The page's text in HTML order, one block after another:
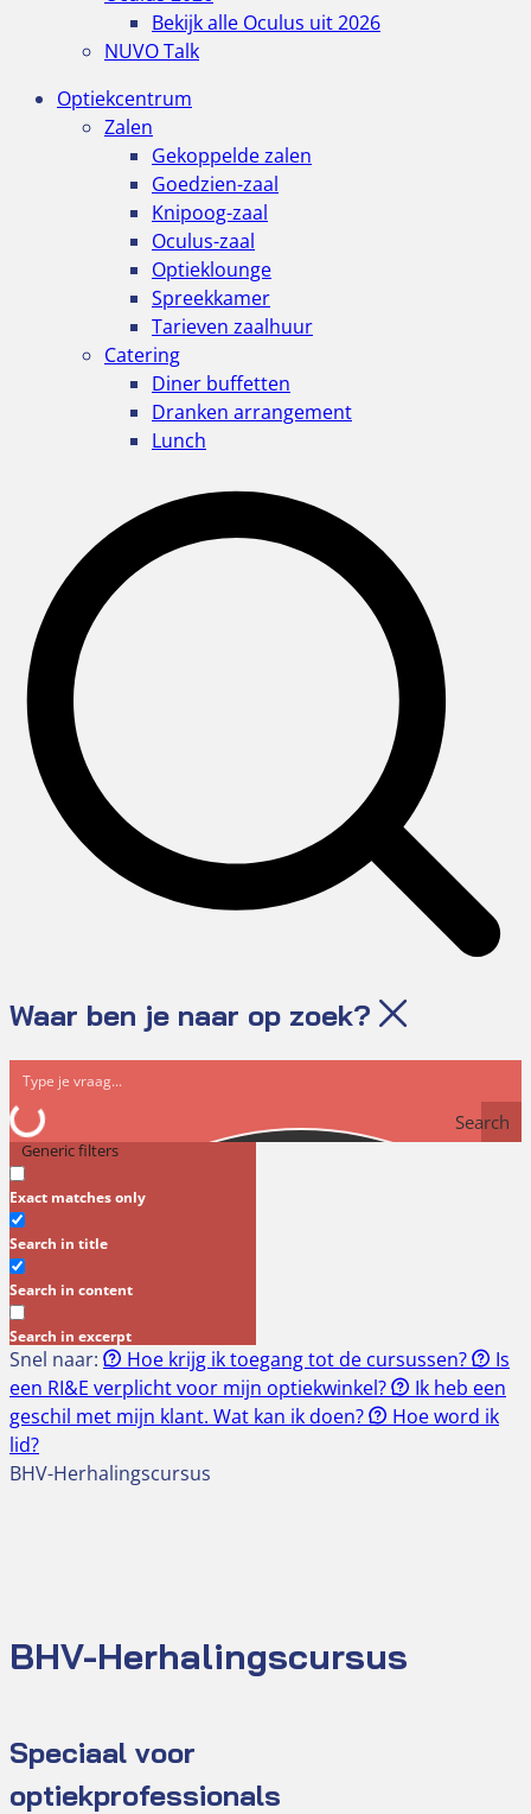
Bekijk alle Oculus uit 2026
NUVO Talk
Optiekcentrum
Zalen
Gekoppelde zalen
Goedzien-zaal
Knipoog-zaal
Oculus-zaal
Optieklounge
Spreekkamer
Tarieven zaalhuur
Catering
Diner buffetten
Dranken arrangement
Lunch
Waar ben je naar op zoek?
Search
Generic filters
Exact matches only
Search in title
Search in content
Search in excerpt
Snel naar: Hoe krijg ik toegang tot de cursussen?
Is
een RI&E verplicht voor mijn optiekwinkel?
Ik heb een
geschil met mijn klant. Wat kan ik doen?
Hoe word ik
lid?
BHV-Herhalingscursus
BHV-Herhalingscursus
Speciaal voor
optiekprofessionals